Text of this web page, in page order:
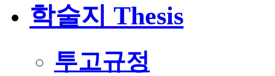
학술지 Thesis
투고규정